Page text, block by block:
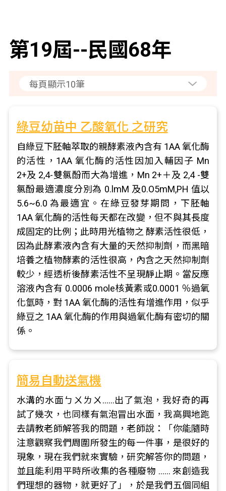
第19屆--民國68年
綠豆幼苗中 乙酸氧化 之研究
自綠豆下胚軸萃取的親酵素液內含有 1AA 氧化酶
的活性，1AA 氧化酶的活性因加入輔因子 Mn
2+及 2,4-雙氯酚而大為增進，Mn 2+＋及 2,4 -雙
氯酚最適濃度分別為 0.lmM 及0.O5mM,PH 值以
5.6~6.0 為最適宜。在綠豆發芽期問，下胚軸
1AA 氧化酶的活性每天都在改變，但不與其長度
成固定的比例；此時用光植物之 酵素活性很低，
因為此酵素液內含有大量的天然抑制劑，而黑暗
培養之植物酵素的活性很高，內含之天然抑制劑
較少，經透析後酵素活性不呈現靜止期。當反應
溶液內含有 0.0006 mole核黃素或0.0001 ％過氧
化氫時，對 1AA 氧化酶的活性有增進作用，似乎
綠豆之 1AA 氧化酶的作用與過氧化酶有密切的關
係。
簡易自動送氣機
水溝的水面ㄅㄨㄌㄨ……出了氣泡，我好奇的再
試了幾次，也同樣有氣泡冒出水面，我高興地跑
去請教老師解答我的問題，老師說：「你能隨時
注意觀察我們周圍所發生的每一件事，是很好的
現象，現在我們就來實驗，研究解答你的問題，
並且能利用平時所收集的各種廢物 …… 來創造我
們理想的器物，就更好了」，於是我們五個同組